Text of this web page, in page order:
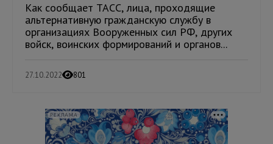
Как сообщает ТАСС, лица, проходящие
альтернативную гражданскую службу в
организациях Вооруженных сил РФ, других
войск, воинских формирований и органов...
27.10.2022 801
РЕКЛАМА